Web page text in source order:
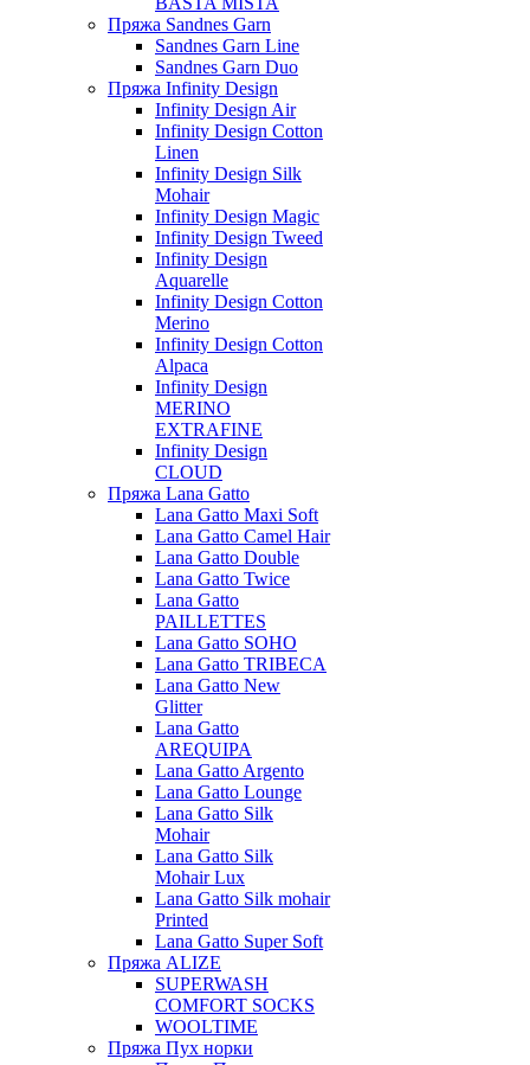
Пряжа Sandnes Garn
Sandnes Garn Line
Sandnes Garn Duo
Пряжа Infinity Design
Infinity Design Air
Infinity Design Cotton
Linen
Infinity Design Silk
Mohair
Infinity Design Magic
Infinity Design Tweed
Infinity Design
Aquarelle
Infinity Design Cotton
Merino
Infinity Design Cotton
Alpaca
Infinity Design
MERINO
EXTRAFINE
Infinity Design
CLOUD
Пряжа Lana Gatto
Lana Gatto Maxi Soft
Lana Gatto Camel Hair
Lana Gatto Double
Lana Gatto Twice
Lana Gatto
PAILLETTES
Lana Gatto SOHO
Lana Gatto TRIBECA
Lana Gatto New
Glitter
Lana Gatto
AREQUIPA
Lana Gatto Argento
Lana Gatto Lounge
Lana Gatto Silk
Mohair
Lana Gatto Silk
Mohair Lux
Lana Gatto Silk mohair
Printed
Lana Gatto Super Soft
Пряжа ALIZE
SUPERWASH
COMFORT SOCKS
WOOLTIME
Пряжа Пух норки